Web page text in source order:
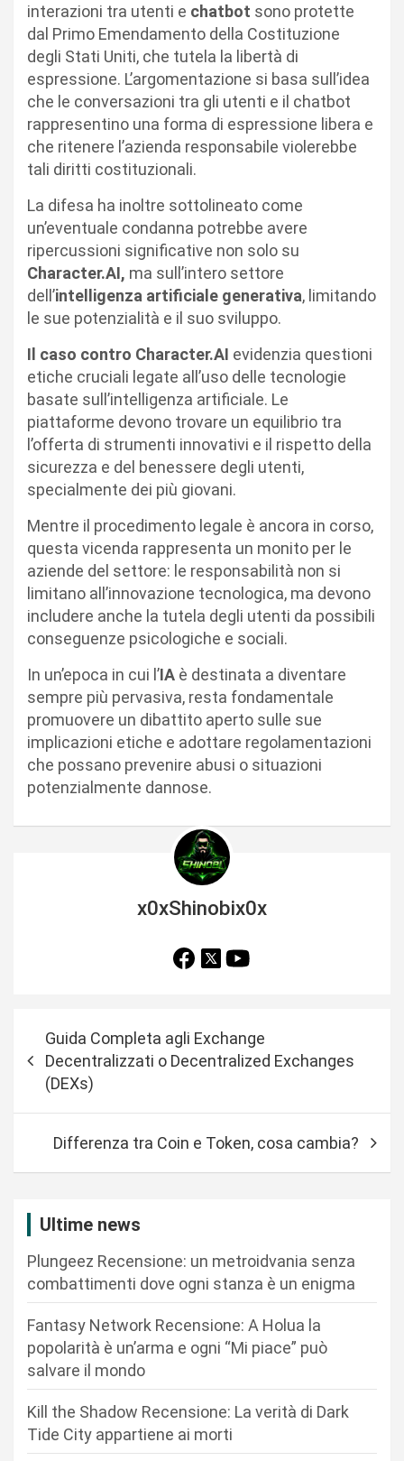
interazioni tra utenti e chatbot sono protette
dal Primo Emendamento della Costituzione
degli Stati Uniti, che tutela la libertà di
espressione. L’argomentazione si basa sull’idea
che le conversazioni tra gli utenti e il chatbot
rappresentino una forma di espressione libera e
che ritenere l’azienda responsabile violerebbe
tali diritti costituzionali.
La difesa ha inoltre sottolineato come
un’eventuale condanna potrebbe avere
ripercussioni significative non solo su
Character.AI, ma sull’intero settore
dell’intelligenza artificiale generativa, limitando
le sue potenzialità e il suo sviluppo.
Il caso contro Character.AI evidenzia questioni
etiche cruciali legate all’uso delle tecnologie
basate sull’intelligenza artificiale. Le
piattaforme devono trovare un equilibrio tra
l’offerta di strumenti innovativi e il rispetto della
sicurezza e del benessere degli utenti,
specialmente dei più giovani.
Mentre il procedimento legale è ancora in corso,
questa vicenda rappresenta un monito per le
aziende del settore: le responsabilità non si
limitano all’innovazione tecnologica, ma devono
includere anche la tutela degli utenti da possibili
conseguenze psicologiche e sociali.
In un’epoca in cui l’IA è destinata a diventare
sempre più pervasiva, resta fondamentale
promuovere un dibattito aperto sulle sue
implicazioni etiche e adottare regolamentazioni
che possano prevenire abusi o situazioni
potenzialmente dannose.
x0xShinobix0x
i
a
Guida Completa agli Exchange
Decentralizzati o Decentralized Exchanges
(DEXs)
Differenza tra Coin e Token, cosa cambia?
Ultime news
Plungeez Recensione: un metroidvania senza
combattimenti dove ogni stanza è un enigma
Fantasy Network Recensione: A Holua la
popolarità è un’arma e ogni “Mi piace” può
salvare il mondo
Kill the Shadow Recensione: La verità di Dark
Tide City appartiene ai morti